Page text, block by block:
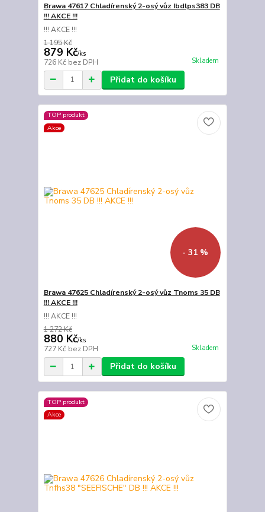
Brawa 47617 Chladírenský 2-osý vůz Ibdlps383 DB
!!! AKCE !!!
!!! AKCE !!!
1 195 Kč
879 Kč/ks
726 Kč bez DPH Skladem
Přidat do košíku
TOP produkt
Akce
- 31 %
Brawa 47625 Chladírenský 2-osý vůz Tnoms 35 DB
!!! AKCE !!!
!!! AKCE !!!
1 272 Kč
880 Kč/ks
727 Kč bez DPH Skladem
Přidat do košíku
TOP produkt
Akce